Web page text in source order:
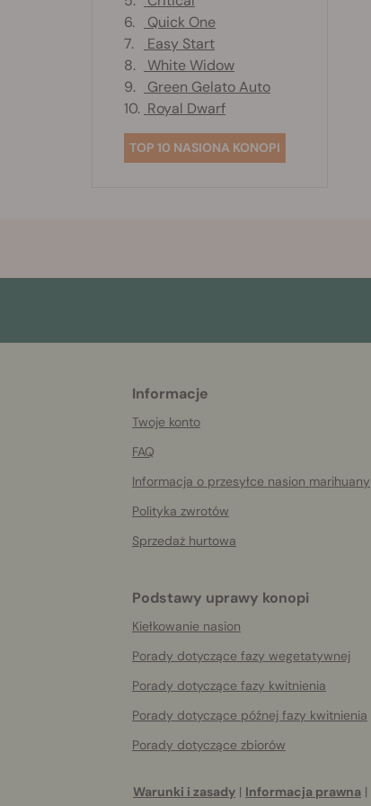
6.
Quick One
7.
Easy Start
8.
White Widow
9.
Green Gelato Auto
10. Royal Dwarf
TOP 10 NASIONA KONOPI
Informacje
Twoje konto
FAQ
Informacja o przesyłce nasion marihuany
Polityka zwrotów
Sprzedaż hurtowa
Podstawy uprawy konopi
Kiełkowanie nasion
Porady dotyczące fazy wegetatywnej
Porady dotyczące fazy kwitnienia
Porady dotyczące późnej fazy kwitnienia
Porady dotyczące zbiorów
Warunki i zasady | Informacja prawna |